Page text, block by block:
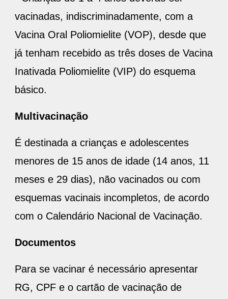
vacinadas, indiscriminadamente, com a
Vacina Oral Poliomielite (VOP), desde que
já tenham recebido as três doses de Vacina
Inativada Poliomielite (VIP) do esquema
básico.
Multivacinação
É destinada a crianças e adolescentes
menores de 15 anos de idade (14 anos, 11
meses e 29 dias), não vacinados ou com
esquemas vacinais incompletos, de acordo
com o Calendário Nacional de Vacinação.
Documentos
Para se vacinar é necessário apresentar
RG, CPF e o cartão de vacinação de